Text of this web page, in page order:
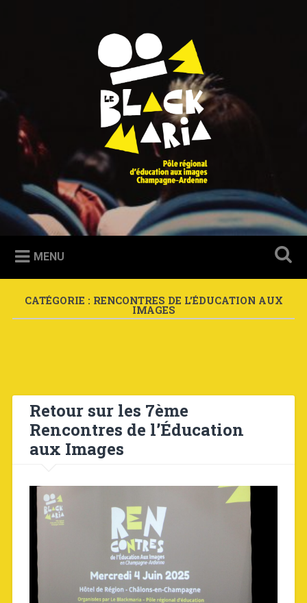
Le Blackmaria
Pôle régional d'éducation aux images Champagne-Ardenne
MENU
CATÉGORIE : RENCONTRES DE L’ÉDUCATION AUX
IMAGES
Retour sur les 7ème
Rencontres de l’Éducation
aux Images